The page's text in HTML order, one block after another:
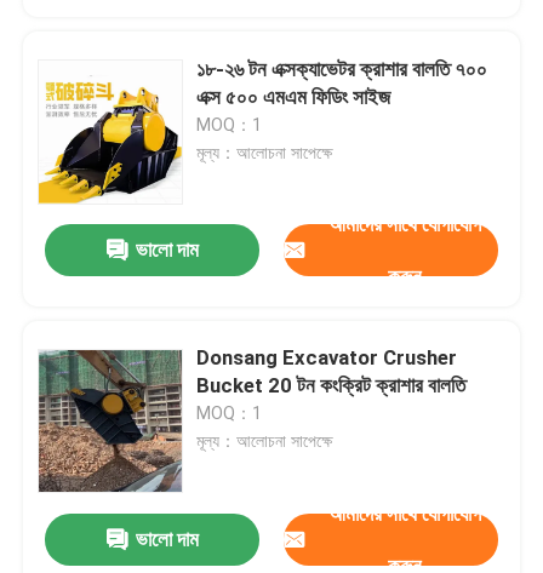
১৮-২৬ টন এক্সক্যাভেটর ক্রাশার বালতি ৭০০
এক্স ৫০০ এমএম ফিডিং সাইজ
MOQ：1
মূল্য：আলোচনা সাপেক্ষে
ভালো দাম
আমাদের সাথে যোগাযোগ
করুন
Donsang Excavator Crusher
Bucket 20 টন কংক্রিট ক্রাশার বালতি
MOQ：1
মূল্য：আলোচনা সাপেক্ষে
ভালো দাম
আমাদের সাথে যোগাযোগ
করুন